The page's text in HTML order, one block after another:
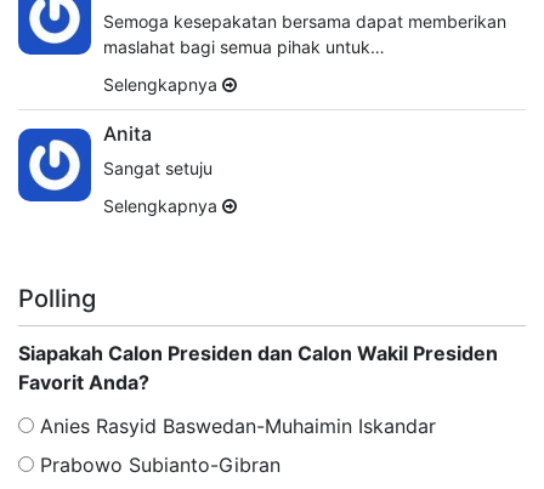
Semoga kesepakatan bersama dapat memberikan
maslahat bagi semua pihak untuk…
Selengkapnya
Anita
Sangat setuju
Selengkapnya
Polling
Siapakah Calon Presiden dan Calon Wakil Presiden
Favorit Anda?
Anies Rasyid Baswedan-Muhaimin Iskandar
Prabowo Subianto-Gibran